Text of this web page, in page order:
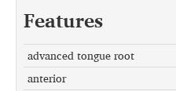
Features
advanced tongue root
anterior